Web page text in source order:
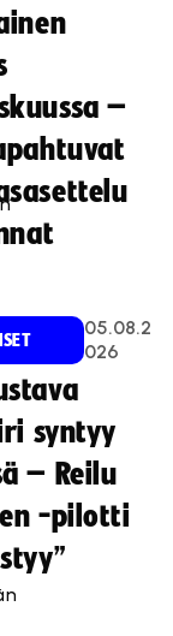
–
05.08.2
026
syntyy
– Reilu
-pilotti